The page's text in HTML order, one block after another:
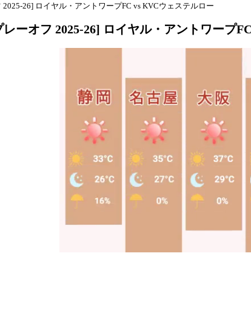
26] ロイヤル・アントワープFC vs KVCウェステルロー
ーオフ 2025-26] ロイヤル・アントワープ